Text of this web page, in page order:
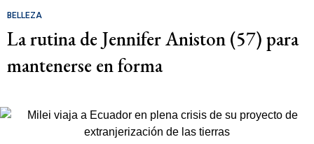
BELLEZA
La rutina de Jennifer Aniston (57) para
mantenerse en forma